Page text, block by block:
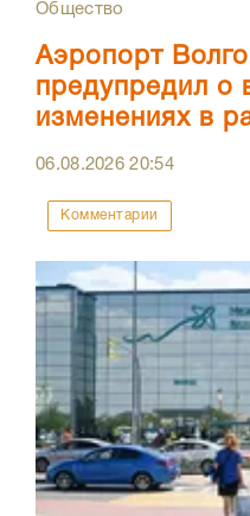
Общество
Аэропорт
предупредил о
изменениях в
06.08.202620:54
Комментарии